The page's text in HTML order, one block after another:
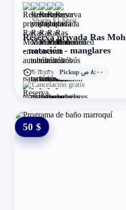
Sharm El-Sheij
Reserva privada Ras
- natación - manglares
6 hours
Pickup ٨:٠٠ ص
Cancelación gratis
50 $ 0 $